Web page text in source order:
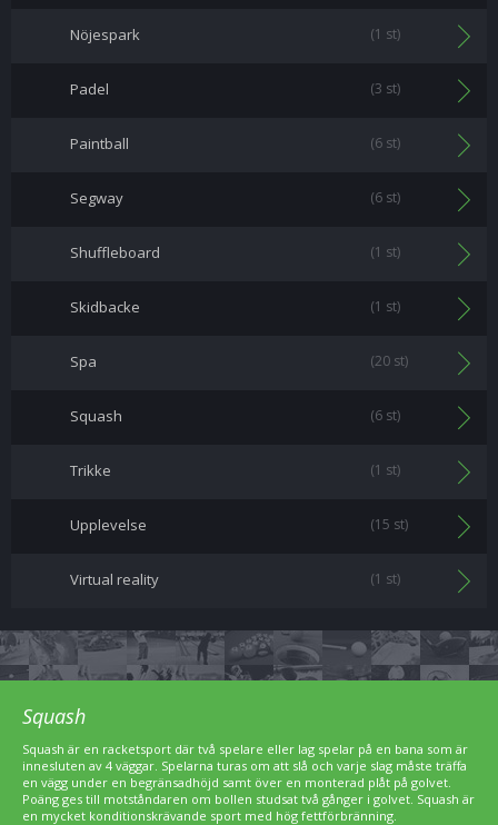
Nöjespark (1 st)
Padel (3 st)
Paintball (6 st)
Segway (6 st)
Shuffleboard (1 st)
Skidbacke (1 st)
Spa (20 st)
Squash (6 st)
Trikke (1 st)
Upplevelse (15 st)
Virtual reality (1 st)
Squash
Squash är en racketsport där två spelare eller lag spelar på en bana som är
innesluten av 4 väggar. Spelarna turas om att slå och varje slag måste träffa
en vägg under en begränsadhöjd samt över en monterad plåt på golvet.
Poäng ges till motståndaren om bollen studsat två gånger i golvet. Squash är
en mycket konditionskrävande sport med hög fettförbränning.